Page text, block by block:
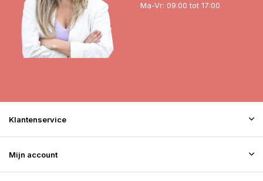
Ma-Vr: 09:00 tot 17:00
Klantenservice
Mijn account